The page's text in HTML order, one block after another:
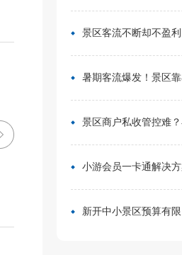
景区客流不断却不盈利？靠一卡通盘活二消，真实案例营
暑期客流爆发！景区靠小游票务系统，轻松拿捏旺季流量
景区商户私收管控难？小游票务系统统一收银方案，从根源杜绝
小游会员一卡通解决方案：消费游玩更省
新开中小景区预算有限？分 3 阶段搭建售检票系统，小游票务轻量化方案